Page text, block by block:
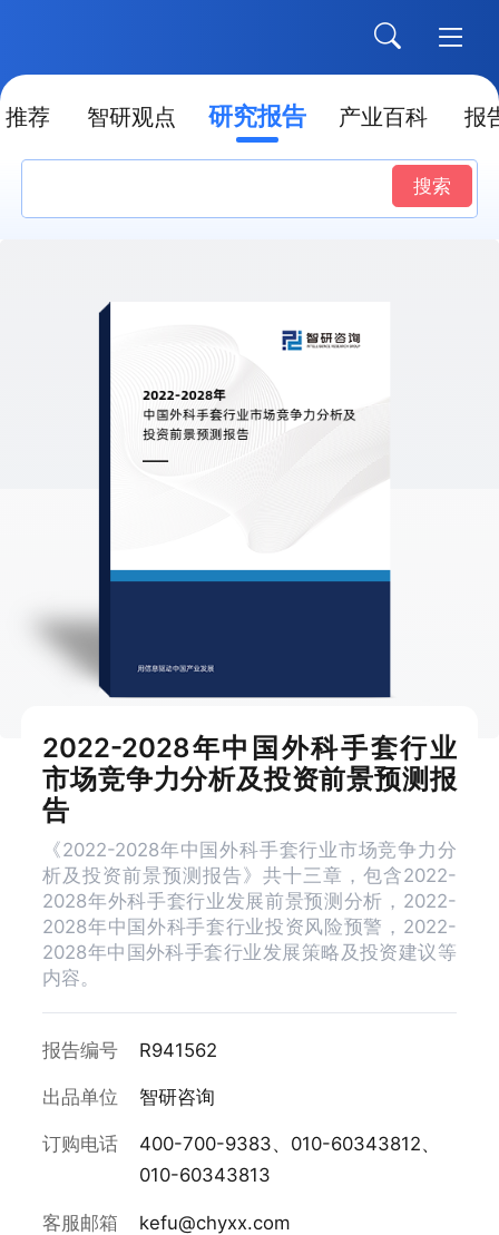
推荐 智研观点 研究报告 产业百科 报
搜索
2022-2028年中国外科手套行业
市场竞争力分析及投资前景预测报
告
《2022-2028年中国外科手套行业市场竞争力分
析及投资前景预测报告》共十三章，包含2022-
2028年外科手套行业发展前景预测分析，2022-
2028年中国外科手套行业投资风险预警，2022-
2028年中国外科手套行业发展策略及投资建议等
内容。
报告编号 R941562
出品单位 智研咨询
订购电话
400-700-9383、010-60343812、
010-60343813
客服邮箱 kefu@chyxx.com